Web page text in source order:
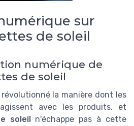
sur
de soleil
numérique de
de soleil
la manière dont les
avec les produits, et
soleiln'échappe pas à cette